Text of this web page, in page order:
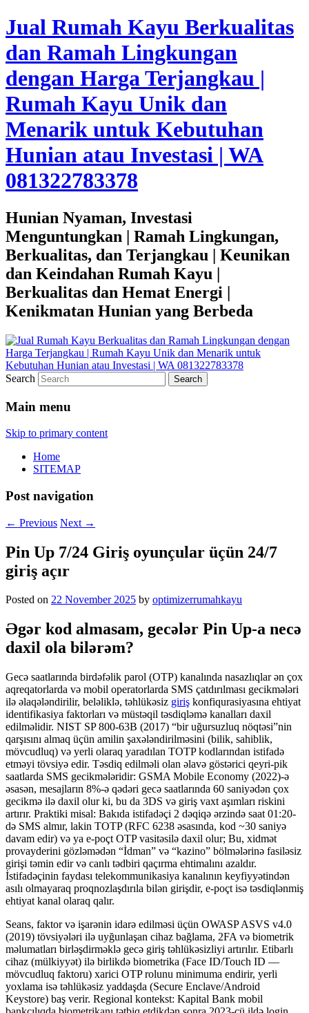
Jual Rumah Kayu Berkualitas
dan Ramah Lingkungan
dengan Harga Terjangkau |
Rumah Kayu Unik dan
Menarik untuk Kebutuhan
Hunian atau Investasi | WA
081322783378
Hunian Nyaman, Investasi
Menguntungkan | Ramah Lingkungan,
Berkualitas, dan Terjangkau | Keunikan
dan Keindahan Rumah Kayu |
Berkualitas dan Hemat Energi |
Kenikmatan Hunian yang Berbeda
Search
Main menu
Skip to primary content
Home
SITEMAP
Post navigation
← Previous Next →
Pin Up 7/24 Giriş oyunçular üçün 24/7
giriş açır
Posted on 22 November 2025 by optimizerrumahkayu
Əgər kod almasam, gecələr Pin Up-a necə
daxil ola bilərəm?
Gecə saatlarında birdəfəlik parol (OTP) kanalında nasazlıqlar ən çox
aqreqatorlarda və mobil operatorlarda SMS çatdırılması gecikmələri
ilə əlaqələndirilir, beləliklə, təhlükəsiz giriş konfiqurasiyasına ehtiyat
identifikasiya faktorları və müstəqil təsdiqləmə kanalları daxil
edilməlidir. NIST SP 800-63B (2017) “bir uğursuzluq nöqtəsi”nin
qarşısını almaq üçün amilin şaxələndirilməsini (bilik, sahiblik,
mövcudluq) və yerli olaraq yaradılan TOTP kodlarından istifadə
etməyi tövsiyə edir. Təsdiq edilməli olan əlavə göstərici qeyri-pik
saatlarda SMS gecikmələridir: GSMA Mobile Economy (2022)-ə
əsasən, mesajların 8%-ə qədəri gecə saatlarında 60 saniyədən çox
gecikmə ilə daxil olur ki, bu da 3DS və giriş vaxt aşımları riskini
artırır. Praktiki misal: Bakıda istifadəçi 2 dəqiqə ərzində saat 01:20-
də SMS almır, lakin TOTP (RFC 6238 əsasında, kod ~30 saniyə
davam edir) və ya e-poçt OTP vasitəsilə daxil olur; Bu, xidmət
provayderini gözləmədən “İdman” və “kazino” bölmələrinə fasiləsiz
girişi təmin edir və canlı tədbiri qaçırma ehtimalını azaldır.
İstifadəçinin faydası telekommunikasiya kanalının keyfiyyətindən
asılı olmayaraq proqnozlaşdırıla bilən girişdir, e-poçt isə təsdiqlənmiş
ehtiyat kanal olaraq qalır.
Seans, faktor və işarənin idarə edilməsi üçün OWASP ASVS v4.0
(2019) tövsiyələri ilə uyğunlaşan cihaz bağlama, 2FA və biometrik
məlumatları birləşdirməklə gecə giriş təhlükəsizliyi artırılır. Etibarlı
cihaz (mülkiyyət) ilə birlikdə biometrika (Face ID/Touch ID —
mövcudluq faktoru) xarici OTP rolunu minimuma endirir, yerli
yoxlama isə təhlükəsiz yaddaşda (Secure Enclave/Android
Keystore) baş verir. Regional kontekst: Kapital Bank mobil